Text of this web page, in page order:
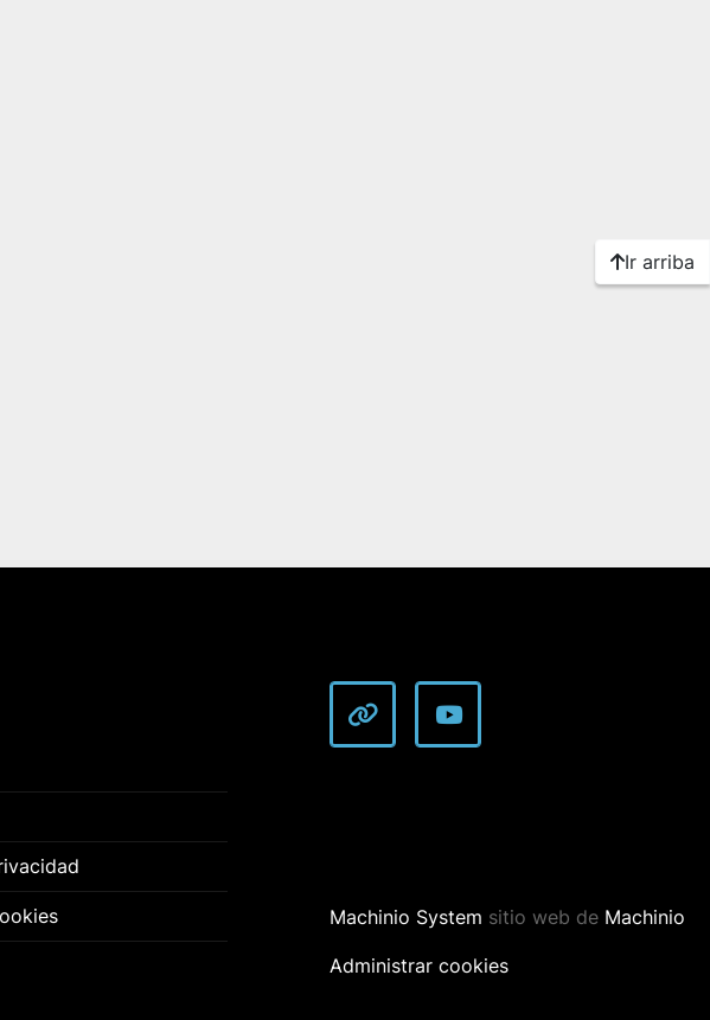
Ir arriba
other youtube
Machinio System sitio web de Machinio
Administrar cookies